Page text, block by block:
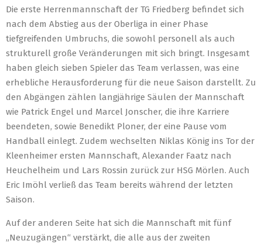
Die erste Herrenmannschaft der TG Friedberg befindet sich
nach dem Abstieg aus der Oberliga in einer Phase
tiefgreifenden Umbruchs, die sowohl personell als auch
strukturell große Veränderungen mit sich bringt. Insgesamt
haben gleich sieben Spieler das Team verlassen, was eine
erhebliche Herausforderung für die neue Saison darstellt. Zu
den Abgängen zählen langjährige Säulen der Mannschaft
wie Patrick Engel und Marcel Jonscher, die ihre Karriere
beendeten, sowie Benedikt Ploner, der eine Pause vom
Handball einlegt. Zudem wechselten Niklas König ins Tor der
Kleenheimer ersten Mannschaft, Alexander Faatz nach
Heuchelheim und Lars Rossin zurück zur HSG Mörlen. Auch
Eric Imöhl verließ das Team bereits während der letzten
Saison.
Auf der anderen Seite hat sich die Mannschaft mit fünf
„Neuzugängen“ verstärkt, die alle aus der zweiten